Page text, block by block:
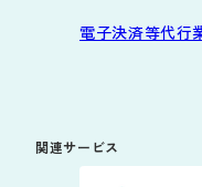
電子決済等代行
関連サービス